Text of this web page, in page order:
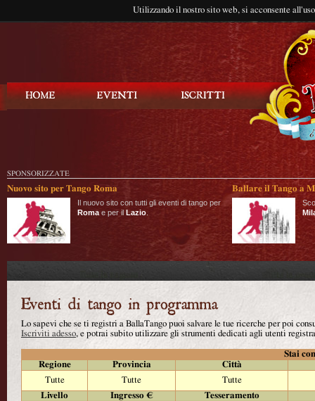
Utilizzando il nostro sito web, si acconsente
SPONSORIZZATE
Nuovo sito per Tango Roma
Il nuovo sito con tutti gli eventi di tango per
Roma e per il Lazio
Ballare il Tango a
Lo sapevi che se ti registri a BallaTango puoi salvare le tue ricerche per poi
Iscriviti adesso, e potrai subito utilizzare gli strumenti dedicati agli utenti
Stai
Regione
Provincia
Città
Tutte
Tutte
Tutte
Livello
Ingresso €
Tesseramento